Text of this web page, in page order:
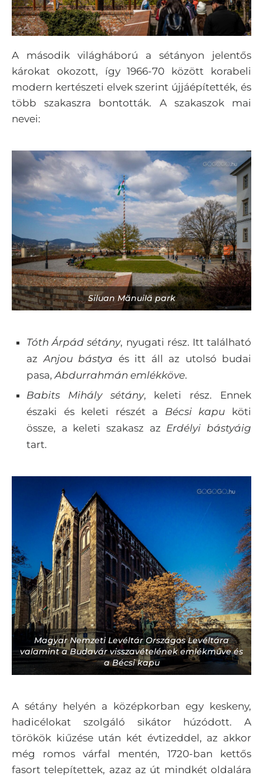
A második világháború a sétányon jelentős
károkat okozott, így 1966-70 között korabeli
modern kertészeti elvek szerint újjáépítették, és
több szakaszra bontották. A szakaszok mai
nevei:
Siluan Mănuilă park
Tóth Árpád sétány, nyugati rész. Itt található
azAnjou bástya és itt áll az utolsó budai
pasa,Abdurrahmán emlékköve.
Babits Mihály sétány, keleti rész. Ennek
északi és keleti részét a Bécsi kapu köti
össze, a keleti szakasz az Erdélyi bástyáig
tart.
Magyar Nemzeti Levéltár Országos Levéltára
valamint a Budavár visszavételének emlékműve és
a Bécsi kapu
A sétány helyén a középkorban egy keskeny,
hadicélokat szolgáló sikátor húzódott. A
törökök kiűzése után két évtizeddel, az akkor
még romos várfal mentén, 1720-ban kettős
fasort telepítettek, azaz az út mindkét oldalára